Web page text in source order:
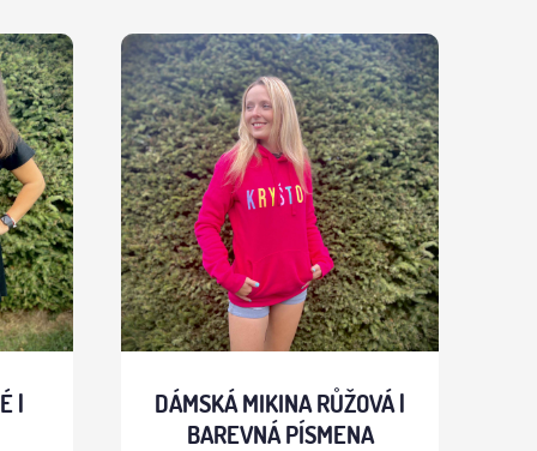
|
DÁMSKÁ MIKINA RŮŽOVÁ |
BAREVNÁ PÍSMENA